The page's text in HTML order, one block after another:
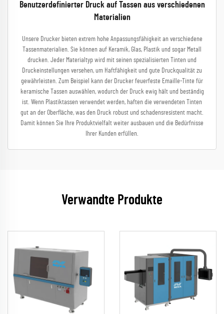
Benutzerdefinierter Druck auf Tassen aus verschiedenen
Materialien
Unsere Drucker bieten extrem hohe Anpassungsfähigkeit an verschiedene
Tassenmaterialien. Sie können auf Keramik, Glas, Plastik und sogar Metall
drucken. Jeder Materialtyp wird mit seinen spezialisierten Tinten und
Druckeinstellungen versehen, um Haftfähigkeit und gute Druckqualität zu
gewährleisten. Zum Beispiel kann der Drucker feuerfeste Emaille-Tinte für
keramische Tassen auswählen, wodurch der Druck ewig hält und beständig
ist. Wenn Plastiktassen verwendet werden, haften die verwendeten Tinten
gut an der Oberfläche, was den Druck robust und schadensresistent macht.
Damit können Sie Ihre Produktvielfalt weiter ausbauen und die Bedürfnisse
Ihrer Kunden erfüllen.
Verwandte Produkte